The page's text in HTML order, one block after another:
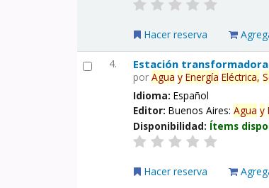
Hacer reserva
4. Estación
porAgua y Energía Eléctrica,
Idioma:Español
Editor:Buenos Aires:Agua y
Disponibilidad: Ítems
Hacer reserva